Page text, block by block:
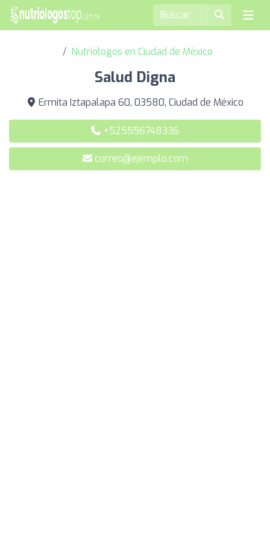
Nutriólogos en Ciudad de México
Salud Digna
Ermita Iztapalapa 60, 03580, Ciudad de México
+525556748336
correo@ejemplo.com